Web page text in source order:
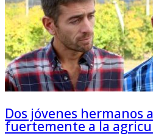
Dos jóvenes hermanos
fuertemente a la